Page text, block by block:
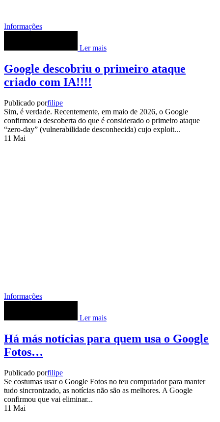
Informações
Ler mais
Google descobriu o primeiro ataque
criado com IA!!!!
Publicado porfilipe
Sim, é verdade. Recentemente, em maio de 2026, o Google
confirmou a descoberta do que é considerado o primeiro ataque
“zero-day” (vulnerabilidade desconhecida) cujo exploit...
11 Mai
Informações
Ler mais
Há más notícias para quem usa o Google
Fotos…
Publicado porfilipe
Se costumas usar o Google Fotos no teu computador para manter
tudo sincronizado, as notícias não são as melhores. A Google
confirmou que vai eliminar...
11 Mai